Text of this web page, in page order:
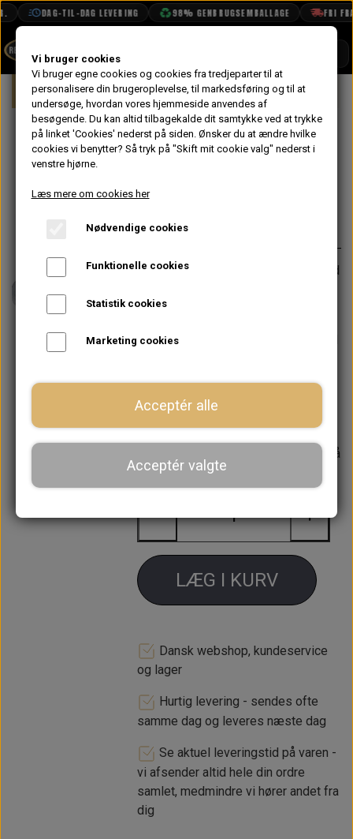
DAG-TIL-DAG LEVERING 98% GENBRUGSEMBALLAGE FRI
BOOK TID
PROJEKTER
TEKNISK DATA
VANDPOLERING
Forside Mini Kølersystem, Varme, Vand & Olie
På lager
Kølerdæksel
Varenummer: GRC1110
Giver højere tryk i kølersystemet end
beholder
15LB kølerdæksel anbefales KUN til
Varen er på
lager. 1-2 dages leveringstid
− +
LÆG I KURV
Dansk webshop, kundeservice
og lager
Hurtig levering - sendes ofte
samme dag og leveres næste dag
Se aktuel leveringstid på varen -
vi afsender altid hele din ordre
samlet, medmindre vi hører andet fra
dig
Vi bruger cookies
Vi bruger egne cookies og cookies fra tredjeparter til at
personalisere din brugeroplevelse, til markedsføring og til at
undersøge, hvordan vores hjemmeside anvendes af
besøgende. Du kan altid tilbagekalde dit samtykke ved at trykke
på linket 'Cookies' nederst på siden. Ønsker du at ændre hvilke
cookies vi benytter? Så tryk på "Skift mit cookie valg" nederst i
venstre hjørne.
Læs mere om cookies her
Nødvendige cookies
Funktionelle cookies
Statistik cookies
Marketing cookies
Acceptér alle
Acceptér valgte